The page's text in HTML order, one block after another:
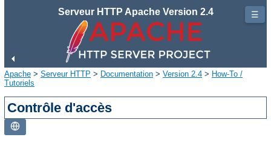
Serveur HTTP Apache Version 2.4
Apache > Serveur HTTP > Documentation > Version 2.4 > How-To /
Tutoriels
Contrôle d'accès
☰